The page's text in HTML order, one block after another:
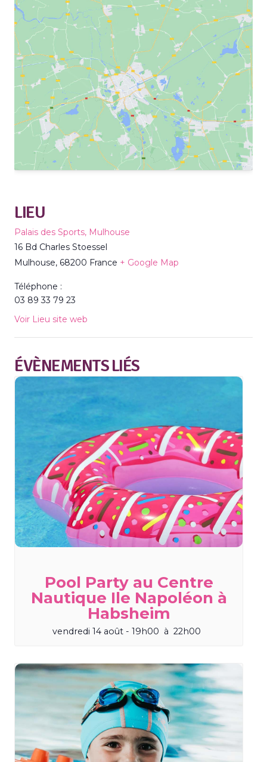
LIEU
Palais des Sports, Mulhouse
16 Bd Charles Stoessel
Mulhouse, 68200 France + Google Map
Téléphone :
03 89 33 79 23
Voir Lieu site web
ÉVÈNEMENTS LIÉS
Pool Party au Centre
Nautique Ile Napoléon à
Habsheim
vendredi 14 août - 19h00 à 22h00